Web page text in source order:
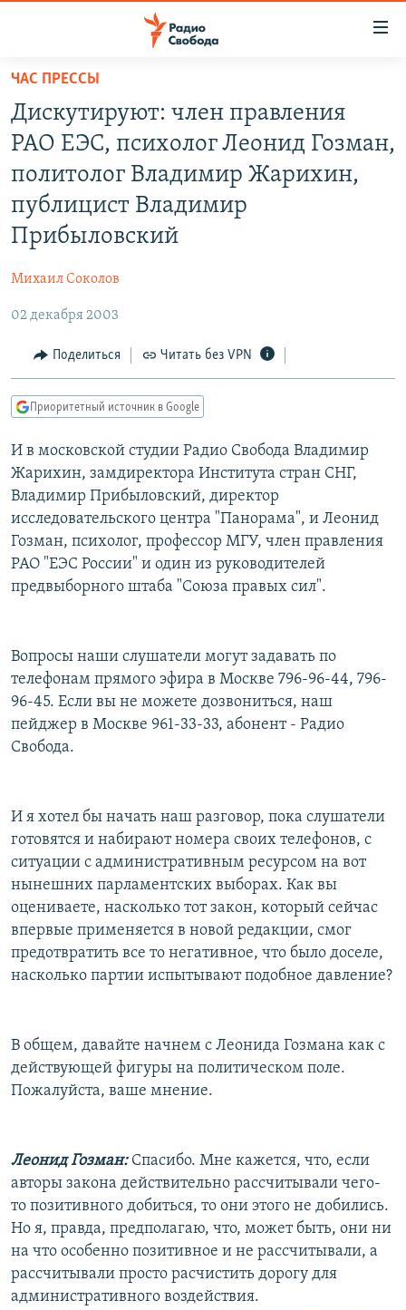
упрощенного
доступа
Вернуться
основному
содержанию
Вернутся
главной
Вернутся
поиску
ПОДКАСТЫ
АВТОРСКИЕ ПРОЕКТЫ
ЦИТАТЫ СВОБОДЫ
МНЕНИЯ
КАВКАЗ.РЕАЛИИ
СЕВЕР.РЕАЛИИ
РАСПИСАНИЕ ВЕЩАНИЯ
ПОДПИШИТЕСЬ НА РАССЫЛКУ
СОЦИАЛЬНЫЕ СЕТИ
ЧАС ПРЕССЫ
Дискутируют: член правления
РАО ЕЭС, психолог Леонид Гозман,
политолог Владимир Жарихин,
публицист Владимир
Прибыловский
Михаил Соколов
02 декабря 2003
Поделиться Читать без VPN
Приоритетный источник в Google
И в московской студии Радио Свобода Владимир
Жарихин, замдиректора Института стран СНГ,
Владимир Прибыловский, директор
исследовательского центра "Панорама", и Леонид
Гозман, психолог, профессор МГУ, член правления
РАО "ЕЭС России" и один из руководителей
предвыборного штаба "Союза правых сил".
Вопросы наши слушатели могут задавать по
телефонам прямого эфира в Москве 796-96-44, 796-
96-45. Если вы не можете дозвониться, наш
пейджер в Москве 961-33-33, абонент - Радио
Свобода.
И я хотел бы начать наш разговор, пока слушатели
готовятся и набирают номера своих телефонов, с
ситуации с административным ресурсом на вот
нынешних парламентских выборах. Как вы
оцениваете, насколько тот закон, который сейчас
впервые применяется в новой редакции, смог
предотвратить все то негативное, что было доселе,
насколько партии испытывают подобное давление?
В общем, давайте начнем с Леонида Гозмана как с
действующей фигуры на политическом поле.
Пожалуйста, ваше мнение.
Леонид Гозман:Спасибо. Мне кажется, что, если
авторы закона действительно рассчитывали чего-
то позитивного добиться, то они этого не добились.
Но я, правда, предполагаю, что, может быть, они ни
на что особенно позитивное и не рассчитывали, а
рассчитывали просто расчистить дорогу для
административного воздействия.